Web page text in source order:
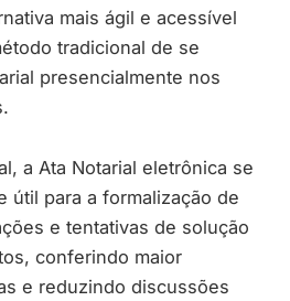
mais ágil e acessível
tradicional de se
presencialmente nos
a Ata Notarial eletrônica se
útil para a formalização de
e tentativas de solução
conferindo maior
e reduzindo discussões